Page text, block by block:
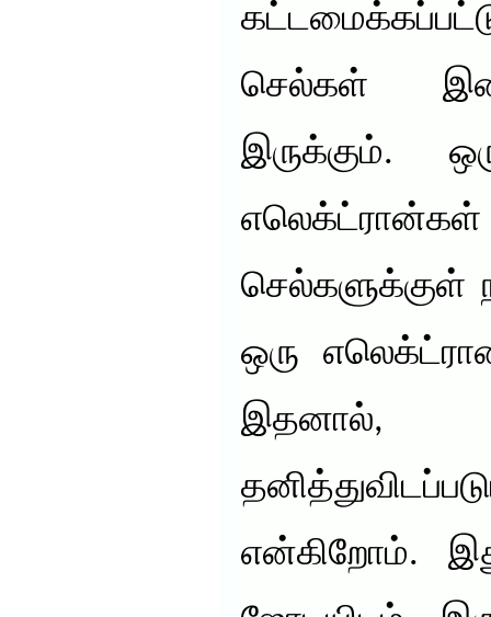
செல்கள்
இருக்கும்.
செல்களுக்குள்
ஒரு
என்கிறோம்.